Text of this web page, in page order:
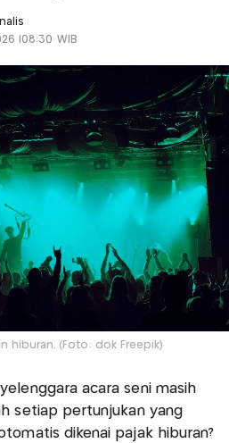
|08:30 WIB
hiburan. (Foto: dok Freepik)
acara seni masih
setiap pertunjukan yang
dikenai pajak hiburan?